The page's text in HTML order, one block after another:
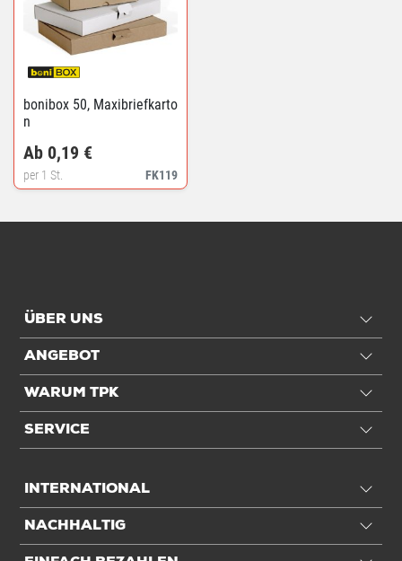
bonibox 50, Maxibriefkarto
n
FK119
Ab 0,19 €
per 1 St.
ÜBER UNS
ANGEBOT
WARUM TPK
SERVICE
INTERNATIONAL
NACHHALTIG